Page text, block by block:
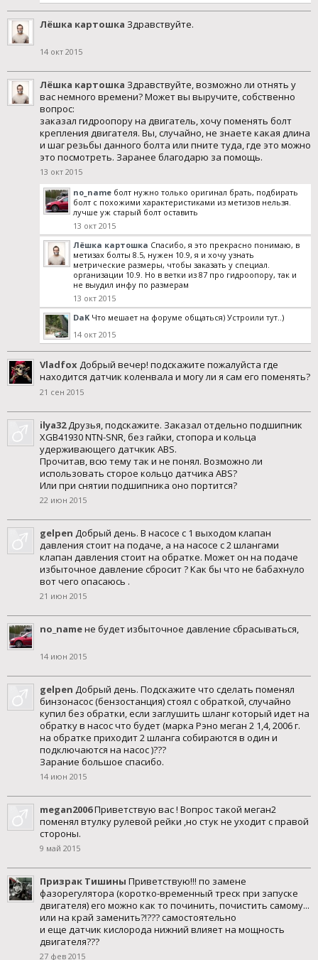
Лёшка картошка Здравствуйте.
14 окт 2015
Лёшка картошка Здравствуйте, возможно ли отнять у
вас немного времени? Может вы выручите, собственно
вопрос:
заказал гидроопору на двигатель, хочу поменять болт
крепления двигателя. Вы, случайно, не знаете какая длина
и шаг резьбы данного болта или пните туда, где это можно
это посмотреть. Заранее благодарю за помощь.
13 окт 2015
no_name болт нужно только оригинал брать, подбирать
болт с похожими характеристиками из метизов нельзя.
лучше уж старый болт оставить
13 окт 2015
Лёшка картошка Спасибо, я это прекрасно понимаю, в
метизах болты 8.5, нужен 10.9, я и хочу узнать
метрические размеры, чтобы заказать у специал.
организации 10.9. Но в ветки из 87 про гидроопору, так и
не выудил инфу по размерам
13 окт 2015
DaK Что мешает на форуме общаться) Устроили тут..)
14 окт 2015
VladfoxДобрый вечер! подскажите пожалуйста где
находится датчик коленвала и могу ли я сам его поменять?
21 сен 2015
ilya32Друзья, подскажите. Заказал отдельно подшипник
XGB41930 NTN-SNR, без гайки, стопора и кольца
удерживающего датчкик ABS.
Прочитав, всю тему так и не понял. Возможно ли
использовать сторое кольцо датчика ABS?
Или при снятии подшипника оно портится?
22 июн 2015
gelpen Добрый день. В насосе с 1 выходом клапан
давления стоит на подаче, а на насосе с 2 шлангами
клапан давления стоит на обратке. Может он на подаче
избыточное давление сбросит ? Как бы что не бабахнуло
вот чего опасаюсь .
21 июн 2015
no_nameне будет избыточное давление сбрасываться,
14 июн 2015
gelpen Добрый день. Подскажите что сделать поменял
бинзонасос (бензостанция) стоял с обраткой, случайно
купил без обратки, если заглушить шланг который идет на
обратку в насос что будет (марка Рэно меган 2 1,4, 2006 г.
на обратке приходит 2 шланга собираются в один и
подключаются на насос )???
Зарание большое спасибо.
14 июн 2015
megan2006Приветствую вас ! Вопрос такой меган2
поменял втулку рулевой рейки ,но стук не уходит с правой
стороны.
9 май 2015
Призрак Тишины Приветствую!!! по замене
фазорегулятора (коротко-временный треск при запуске
двигателя) его можно как то починить, почистить самому...
или на край заменить?!??? самостоятельно
и еще датчик кислорода нижний влияет на мощность
двигателя???
27 фев 2015